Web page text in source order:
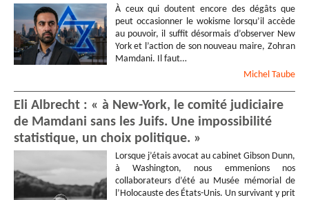
À ceux qui doutent encore des dégâts que
peut occasionner le wokisme lorsqu’il accède
au pouvoir, il suffit désormais d’observer New
York et l’action de son nouveau maire, Zohran
Mamdani. Il faut…
Michel Taube
Eli Albrecht : « à New-York, le comité judiciaire
de Mamdani sans les Juifs. Une impossibilité
statistique, un choix politique. »
Lorsque j’étais avocat au cabinet Gibson Dunn,
à Washington, nous emmenions nos
collaborateurs d’été au Musée mémorial de
l’Holocauste des États-Unis. Un survivant y prit